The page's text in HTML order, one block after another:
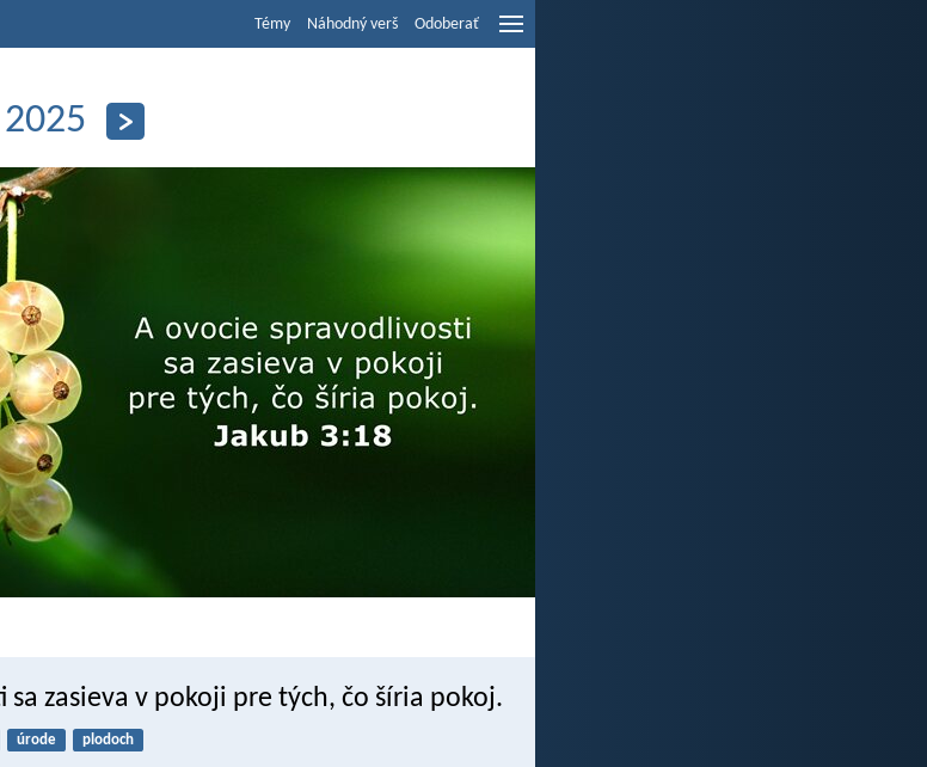
Témy Náhodný verš Odoberať
zasieva v pokoji pre tých, čo šíria pokoj.
úrode plodoch